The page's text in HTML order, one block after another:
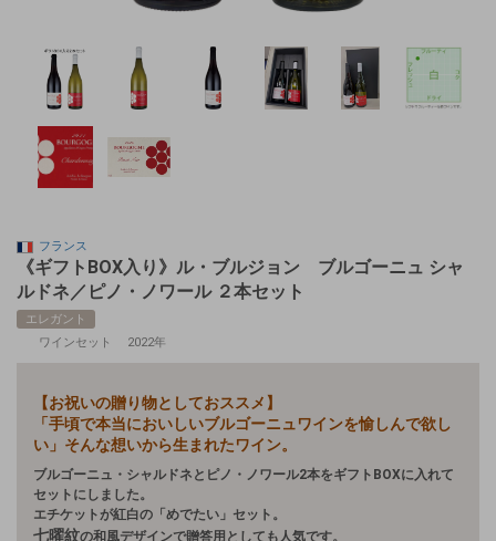
フランス
《ギフトBOX入り》ル・ブルジョン ブルゴーニュ シャ
ルドネ／ピノ・ノワール ２本セット
エレガント
ワインセット
2022年
【お祝いの贈り物としておススメ】
「手頃で本当においしいブルゴーニュワインを愉しんで欲し
い」そんな想いから生まれたワイン。
ブルゴーニュ・シャルドネとピノ・ノワール2本をギフトBOXに入れて
セットにしました。
エチケットが紅白の「めでたい」セット。
七曜紋の和風デザインで贈答用としても人気です。